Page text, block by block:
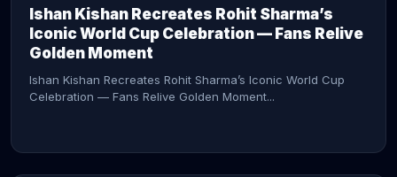
Ishan Kishan Recreates Rohit Sharma’s
Iconic World Cup Celebration — Fans Relive
Golden Moment
Ishan Kishan Recreates Rohit Sharma’s Iconic World Cup
Celebration — Fans Relive Golden Moment...